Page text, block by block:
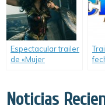
Espectacular trailer
de «Mujer
Noticias